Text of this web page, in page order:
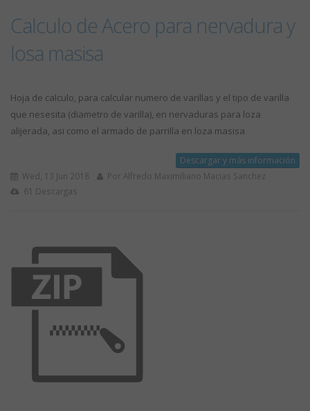
Calculo de Acero para nervadura y
losa masisa
Hoja de calculo, para calcular numero de varillas y el tipo de varilla
que nesesita (diametro de varilla), en nervaduras para loza
alijerada, asi como el armado de parrilla en loza masisa
Descargar y más información
Wed, 13 Jun 2018
Por Alfredo Maximiliano Macias Sanchez
61 Descargas